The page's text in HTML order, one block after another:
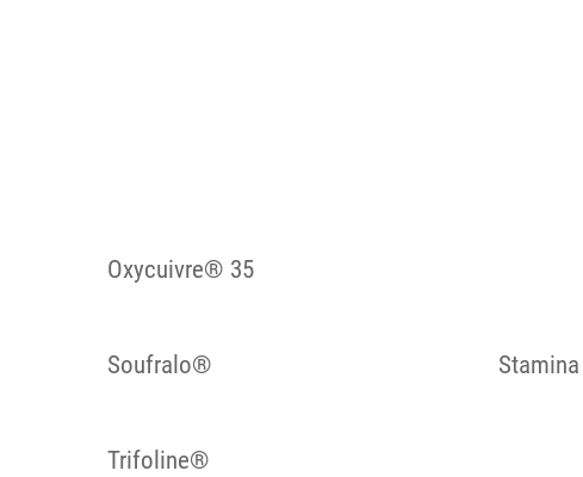
Oxycuivre® 35
Soufralo®
Trifoline®